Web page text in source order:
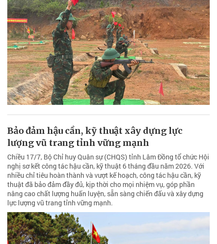
Bảo đảm hậu cần, kỹ thuật xây dựng lực
lượng vũ trang tỉnh vững mạnh
Chiều 17/7, Bộ Chỉ huy Quân sự (CHQS) tỉnh Lâm Đồng tổ chức Hội
nghị sơ kết công tác hậu cần, kỹ thuật 6 tháng đầu năm 2026. Với
nhiều chỉ tiêu hoàn thành và vượt kế hoạch, công tác hậu cần, kỹ
thuật đã bảo đảm đầy đủ, kịp thời cho mọi nhiệm vụ, góp phần
nâng cao chất lượng huấn luyện, sẵn sàng chiến đấu và xây dựng
lực lượng vũ trang tỉnh vững mạnh.